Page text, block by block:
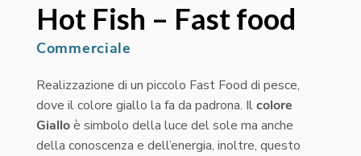
Hot Fish – Fast food
Commerciale
Realizzazione di un piccolo Fast Food di pesce,
dove il colore giallo la fa da padrona. Ilcolore
Gialloè simbolo della luce del sole ma anche
della conoscenza e dell’energia, inoltre, questo